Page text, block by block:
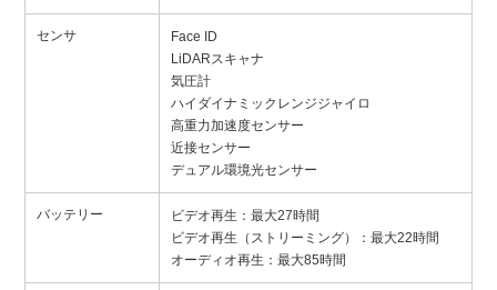
センサ
Face ID
LiDARスキャナ
気圧計
ハイダイナミックレンジジャイロ
高重力加速度センサー
近接センサー
デュアル環境光センサー
バッテリー
ビデオ再生：最大27時間
ビデオ再生（ストリーミング）：最大22時間
オーディオ再生：最大85時間